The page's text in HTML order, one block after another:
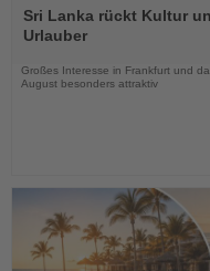
Sie
die
Sri Lanka rückt Kultur
Urlauber
Großes Interesse in Frankfurt und
August besonders attraktiv